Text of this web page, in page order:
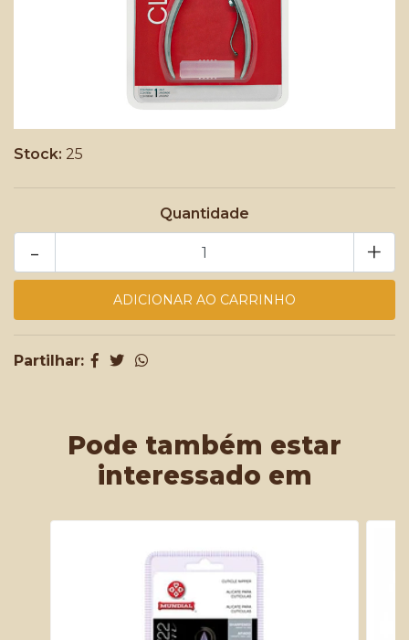
Stock: 25
Quantidade
+
-
Partilhar:
Pode também estar
interessado em